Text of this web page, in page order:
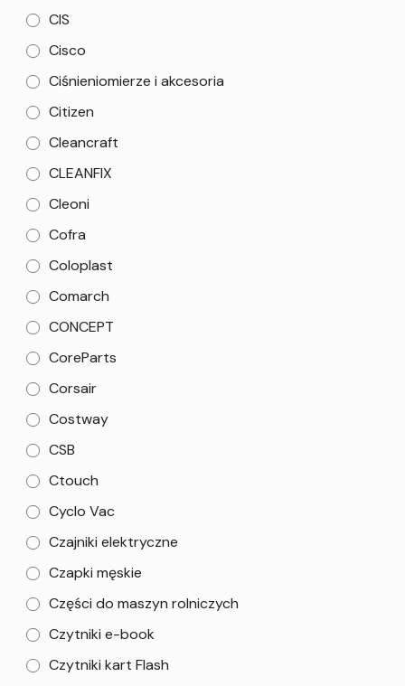
CIS
Cisco
Ciśnieniomierze i akcesoria
Citizen
Cleancraft
CLEANFIX
Cleoni
Cofra
Coloplast
Comarch
CONCEPT
CoreParts
Corsair
Costway
CSB
Ctouch
Cyclo Vac
Czajniki elektryczne
Czapki męskie
Części do maszyn rolniczych
Czytniki e-book
Czytniki kart Flash